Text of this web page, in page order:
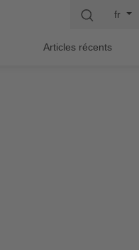
fr
Articles récents